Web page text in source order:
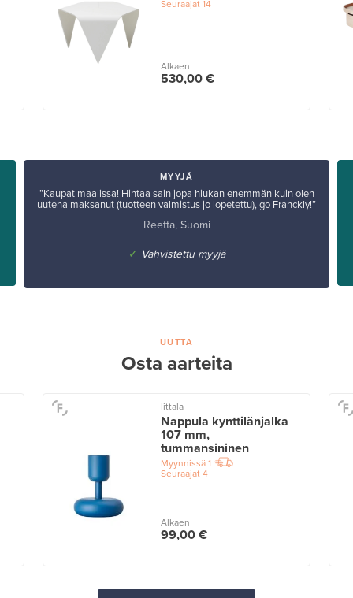
Seuraajat14
Alkaen
530,00 €
MYYJÄ
”Kaupat maalissa! Hintaa sain jopa hiukan enemmän kuin olen
uutena maksanut (tuotteen valmistus jo lopetettu), go Franckly!”
Reetta, Suomi
✓ Vahvistettu myyjä
UUTTA
Osta aarteita
Iittala
Nappula kynttilänjalka
107 mm,
tummansininen
Myynnissä1
Seuraajat4
Alkaen
99,00 €